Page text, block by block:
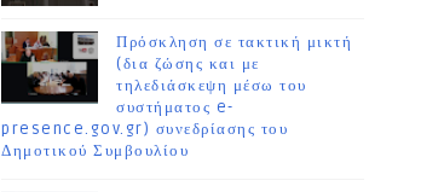
Πρόσκληση σε τακτική μικτή
(δια ζώσης και με
τηλεδιάσκεψη μέσω του
συστήματος e-
presence.gov.gr) συνεδρίασης του
Δημοτικού Συμβουλίου